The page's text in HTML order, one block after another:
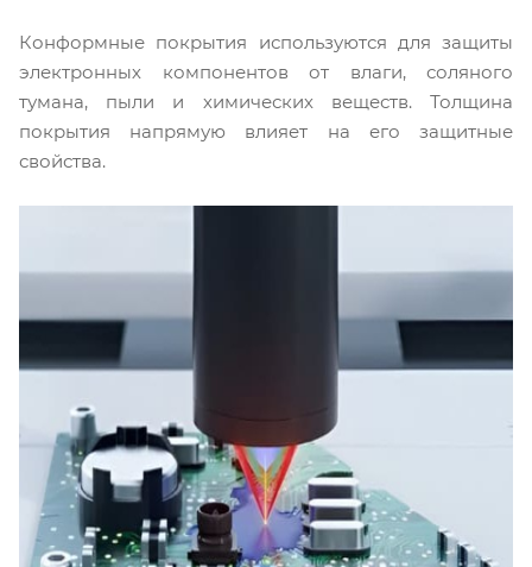
Конформные покрытия используются для защиты
электронных компонентов от влаги, соляного
тумана, пыли и химических веществ. Толщина
покрытия напрямую влияет на его защитные
свойства.